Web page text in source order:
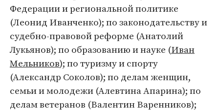
Федерации и региональной политике
(Леонид Иванченко); по законодательству и
судебно-правовой реформе (Анатолий
Лукьянов); по образованию и науке (Иван
Мельников); по туризму и спорту
(Александр Соколов); по делам женщин,
семьи и молодежи (Алевтина Апарина); по
делам ветеранов (Валентин Варенников);